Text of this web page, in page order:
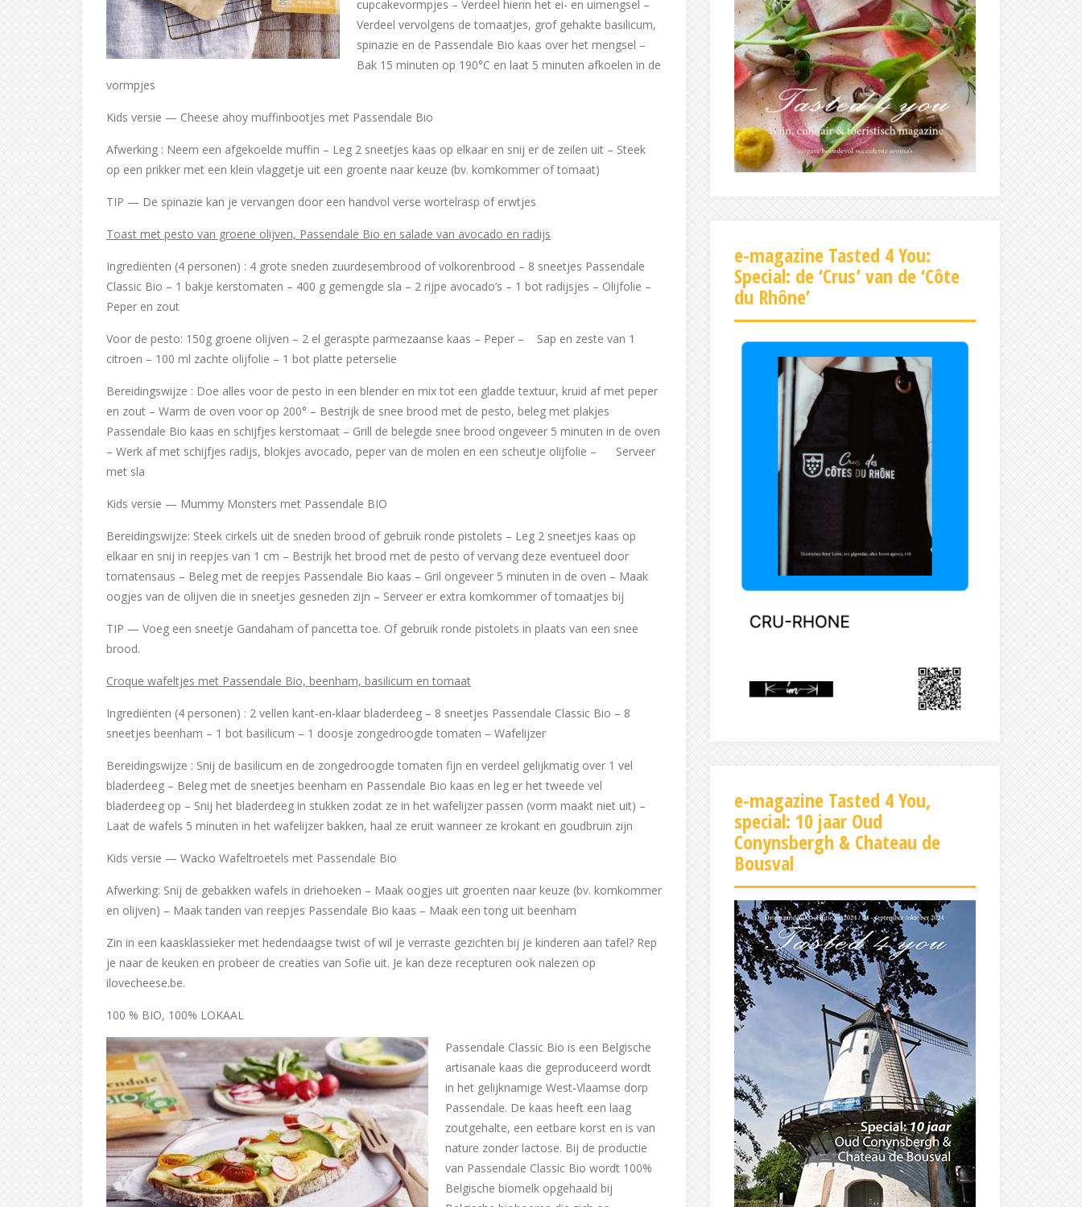
cupcakevormpjes – Verdeel hierin het ei- en uimengsel –
Verdeel vervolgens de tomaatjes, grof gehakte basilicum,
spinazie en de Passendale Bio kaas over het mengsel –
Bak 15 minuten op 190°C en laat 5 minuten afkoelen in de
vormpjes
Kids versie — Cheese ahoy muffinbootjes met Passendale Bio
Afwerking : Neem een afgekoelde muffin – Leg 2 sneetjes kaas op elkaar en snij er de zeilen uit – Steek
op een prikker met een klein vlaggetje uit een groente naar keuze (bv. komkommer of tomaat)
TIP — De spinazie kan je vervangen door een handvol verse wortelrasp of erwtjes
Toast met pesto van groene olijven, Passendale Bio en salade van avocado en radijs
Ingrediënten (4 personen) : 4 grote sneden zuurdesembrood of volkorenbrood – 8 sneetjes Passendale
Classic Bio – 1 bakje kerstomaten – 400 g gemengde sla – 2 rijpe avocado’s – 1 bot radijsjes – Olijfolie –
Peper en zout
Voor de pesto: 150g groene olijven – 2 el geraspte parmezaanse kaas – Peper – Sap en zeste van 1
citroen – 100 ml zachte olijfolie – 1 bot platte peterselie
Bereidingswijze : Doe alles voor de pesto in een blender en mix tot een gladde textuur, kruid af met peper
en zout – Warm de oven voor op 200° – Bestrijk de snee brood met de pesto, beleg met plakjes
Passendale Bio kaas en schijfjes kerstomaat – Grill de belegde snee brood ongeveer 5 minuten in de oven
– Werk af met schijfjes radijs, blokjes avocado, peper van de molen en een scheutje olijfolie – Serveer
met sla
Kids versie — Mummy Monsters met Passendale BIO
Bereidingswijze: Steek cirkels uit de sneden brood of gebruik ronde pistolets – Leg 2 sneetjes kaas op
elkaar en snij in reepjes van 1 cm – Bestrijk het brood met de pesto of vervang deze eventueel door
tomatensaus – Beleg met de reepjes Passendale Bio kaas – Gril ongeveer 5 minuten in de oven – Maak
oogjes van de olijven die in sneetjes gesneden zijn – Serveer er extra komkommer of tomaatjes bij
TIP — Voeg een sneetje Gandaham of pancetta toe. Of gebruik ronde pistolets in plaats van een snee
brood.
Croque wafeltjes met Passendale Bio, beenham, basilicum en tomaat
Ingrediënten (4 personen) : 2 vellen kant-en-klaar bladerdeeg – 8 sneetjes Passendale Classic Bio – 8
sneetjes beenham – 1 bot basilicum – 1 doosje zongedroogde tomaten – Wafelijzer
Bereidingswijze : Snij de basilicum en de zongedroogde tomaten fijn en verdeel gelijkmatig over 1 vel
bladerdeeg – Beleg met de sneetjes beenham en Passendale Bio kaas en leg er het tweede vel
bladerdeeg op – Snij het bladerdeeg in stukken zodat ze in het wafelijzer passen (vorm maakt niet uit) –
Laat de wafels 5 minuten in het wafelijzer bakken, haal ze eruit wanneer ze krokant en goudbruin zijn
Kids versie — Wacko Wafeltroetels met Passendale Bio
Afwerking: Snij de gebakken wafels in driehoeken – Maak oogjes uit groenten naar keuze (bv. komkommer
en olijven) – Maak tanden van reepjes Passendale Bio kaas – Maak een tong uit beenham
Zin in een kaasklassieker met hedendaagse twist of wil je verraste gezichten bij je kinderen aan tafel? Rep
je naar de keuken en probeer de creaties van Sofie uit. Je kan deze recepturen ook nalezen op
ilovecheese.be.
100 % BIO, 100% LOKAAL
Passendale Classic Bio is een Belgische
artisanale kaas die geproduceerd wordt
in het gelijknamige West-Vlaamse dorp
Passendale. De kaas heeft een laag
zoutgehalte, een eetbare korst en is van
nature zonder lactose. Bij de productie
van Passendale Classic Bio wordt 100%
Belgische biomelk opgehaald bij
e-magazine Tasted 4 You:
Special: de ‘Crus’ van de ‘Côte
du Rhône’
e-magazine Tasted 4 You,
special: 10 jaar Oud
Conynsbergh & Chateau de
Bousval